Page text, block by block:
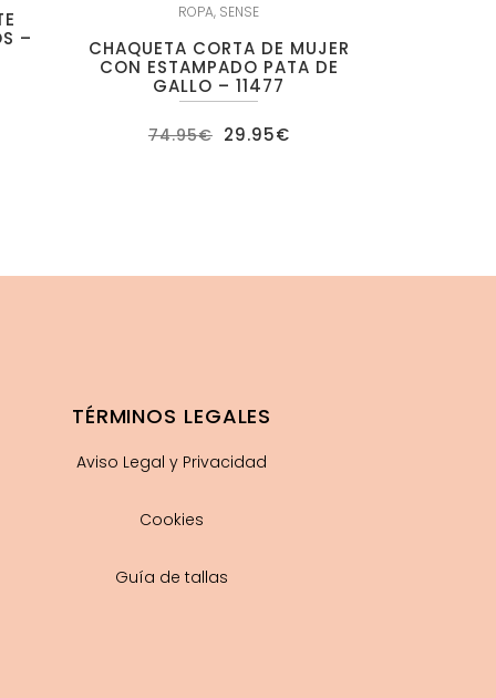
–
ROPA, SENSE
CHAQUETA CORTA DE MUJER
CON ESTAMPADO PATA DE
GALLO – 11477
74.95€ El
precio
29.95€El
TÉRMINOS LEGALES
Aviso Legal y Privacidad
Cookies
Guía de tallas